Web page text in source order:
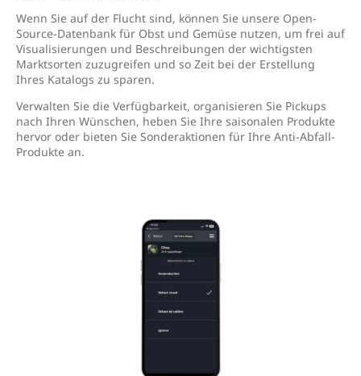
Wenn Sie auf der Flucht sind, können Sie unsere Open-
Source-Datenbank für Obst und Gemüse nutzen, um frei auf
Visualisierungen und Beschreibungen der wichtigsten
Marktsorten zuzugreifen und so Zeit bei der Erstellung
Ihres Katalogs zu sparen.
Verwalten Sie die Verfügbarkeit, organisieren Sie Pickups
nach Ihren Wünschen, heben Sie Ihre saisonalen Produkte
hervor oder bieten Sie Sonderaktionen für Ihre Anti-Abfall-
Produkte an.